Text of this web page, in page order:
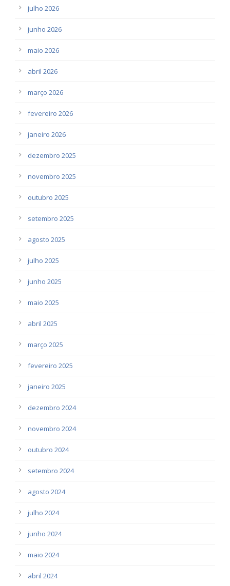
julho 2026
junho 2026
maio 2026
abril 2026
março 2026
fevereiro 2026
janeiro 2026
dezembro 2025
novembro 2025
outubro 2025
setembro 2025
agosto 2025
julho 2025
junho 2025
maio 2025
abril 2025
março 2025
fevereiro 2025
janeiro 2025
dezembro 2024
novembro 2024
outubro 2024
setembro 2024
agosto 2024
julho 2024
junho 2024
maio 2024
abril 2024